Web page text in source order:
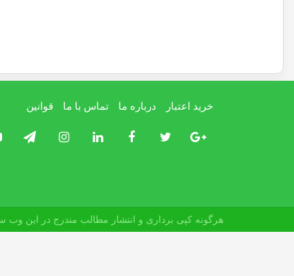
خرید اعتبار درباره ما تماس با ما قوانین
هرگونه کپی برداری و انتشار مطالب مندرج در این وب